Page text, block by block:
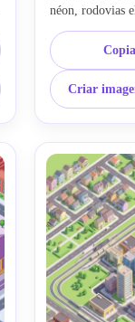
néon, rodovias
trânsito de
aglomerados
interseções
de zoneamento
metálicas
e magenta,
camadas e um
ficção científica
organização
Criar